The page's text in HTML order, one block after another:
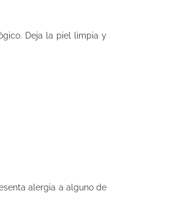
Deja la piel limpia y
alergia a alguno de